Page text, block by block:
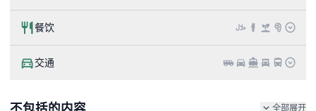
餐饮
交通
全部展开